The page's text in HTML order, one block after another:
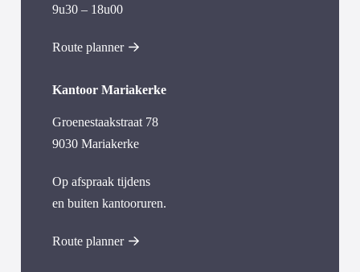
9u30 – 18u00
Route planner
Kantoor Mariakerke
Groenestaakstraat 78
9030 Mariakerke
Op afspraak tijdens
en buiten kantooruren.
Route planner